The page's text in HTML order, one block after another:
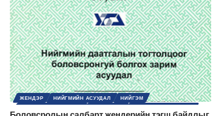
ЖЕНДЭР НИЙГМИЙН АСУУДАЛ
НИЙГЭМ